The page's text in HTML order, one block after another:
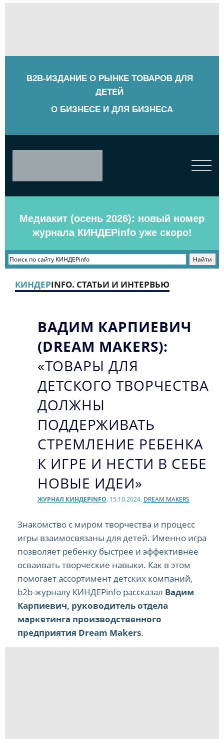
B2B-ИЗДАНИЕ О РЫНКЕ ТОВАРОВ ДЛЯ
ДЕТЕЙ
О БИЗНЕСЕ И ДЛЯ БИЗНЕСА
Медиакит (осень 2026): новый номер
журнала КИНДЕРinfo уже скоро!
КИНДЕРINFO. СТАТЬИ И ИНТЕРВЬЮ
ВАДИМ КАРПИЕВИЧ
(DREAM MAKERS):
«ТОВАРЫ ДЛЯ
ДЕТСКОГО ТВОРЧЕСТВА
ДОЛЖНЫ
ПОДДЕРЖИВАТЬ
СТРЕМЛЕНИЕ РЕБЕНКА
К ИГРЕ И НЕСТИ В СЕБЕ
НОВЫЕ ИДЕИ»
ЖУРНАЛ КИНДЕРINFO. 15.10.2024. DREAM MAKERS
Знакомство с миром творчества и процесс
игры взаимосвязаны для детей. Именно игра
позволяет ребенку быстрее и эффективнее
осваивать творческие навыки. Как в этом
помогает ассортимент детских компаний,
b2b-журналу КИНДЕРinfo рассказал Вадим
Карпиевич, руководитель отдела
маркетинга производственного
предприятия Dream Makers.